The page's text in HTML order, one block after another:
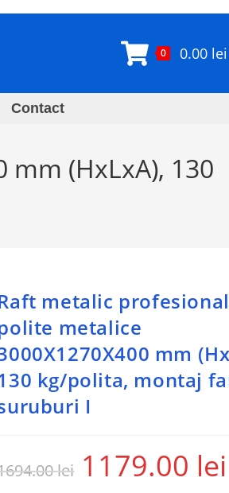
0 0.00 lei
Contact
(HxLxA), 130
metalic
metalice
mm
kg/polita, montaj
I
lei 1179.00 lei